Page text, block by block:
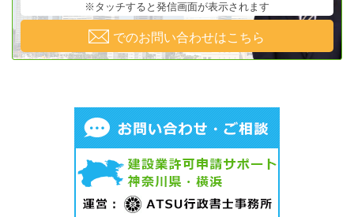
※タッチすると発信画面が表示されます
でのお問い合わせはこちら